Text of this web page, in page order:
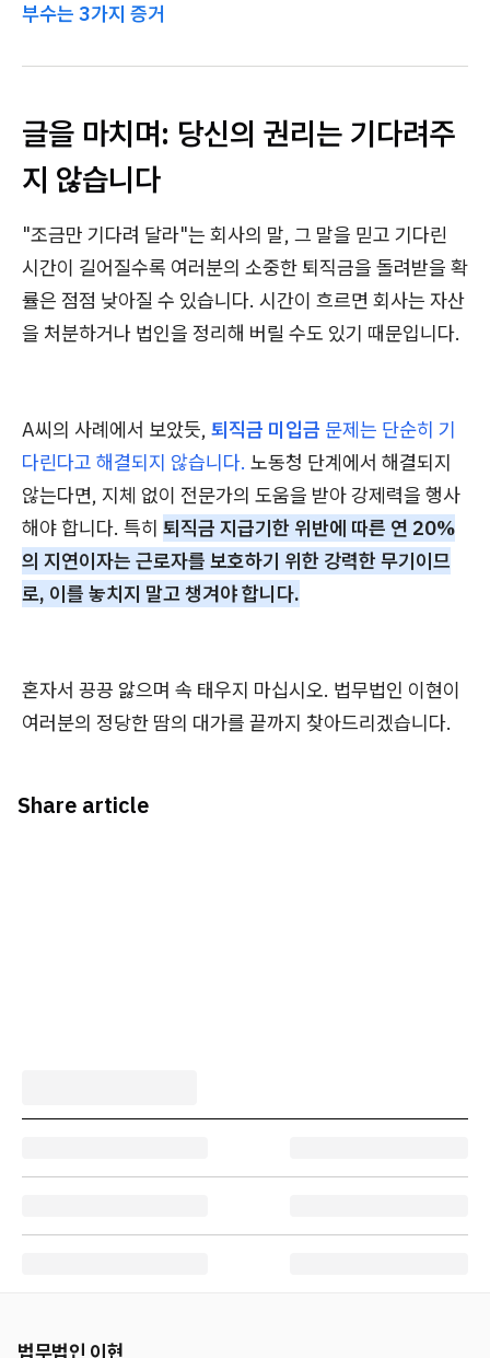
부수는 3가지 증거
글을 마치며: 당신의 권리는 기다려주
지 않습니다
"조금만 기다려 달라"는 회사의 말, 그 말을 믿고 기다린
시간이 길어질수록 여러분의 소중한 퇴직금을 돌려받을 확
률은 점점 낮아질 수 있습니다. 시간이 흐르면 회사는 자산
을 처분하거나 법인을 정리해 버릴 수도 있기 때문입니다.
A씨의 사례에서 보았듯, 퇴직금 미입금 문제는 단순히 기
다린다고 해결되지 않습니다. 노동청 단계에서 해결되지
않는다면, 지체 없이 전문가의 도움을 받아 강제력을 행사
해야 합니다. 특히 퇴직금 지급기한 위반에 따른 연 20%
의 지연이자는 근로자를 보호하기 위한 강력한 무기이므
로, 이를 놓치지 말고 챙겨야 합니다.
혼자서 끙끙 앓으며 속 태우지 마십시오. 법무법인 이현이
여러분의 정당한 땀의 대가를 끝까지 찾아드리겠습니다.
Share article
법무법인 이현